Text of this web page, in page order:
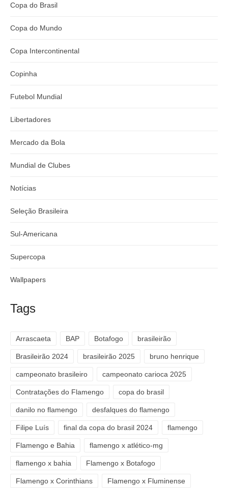
Copa do Brasil
Copa do Mundo
Copa Intercontinental
Copinha
Futebol Mundial
Libertadores
Mercado da Bola
Mundial de Clubes
Notícias
Seleção Brasileira
Sul-Americana
Supercopa
Wallpapers
Tags
Arrascaeta BAP Botafogo brasileirão
Brasileirão 2024 brasileirão 2025 bruno henrique
campeonato brasileiro campeonato carioca 2025
Contratações do Flamengo copa do brasil
danilo no flamengo desfalques do flamengo
Filipe Luís final da copa do brasil 2024 flamengo
Flamengo e Bahia flamengo x atlético-mg
flamengo x bahia Flamengo x Botafogo
Flamengo x Corinthians Flamengo x Fluminense